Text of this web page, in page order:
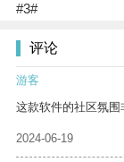
#3#
评论
游客
这款软件的社区氛围
2024-06-19